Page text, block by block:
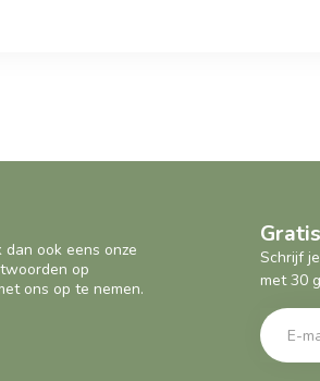
ook eens onze
op
ons op te nemen.
Schrijf
met 30